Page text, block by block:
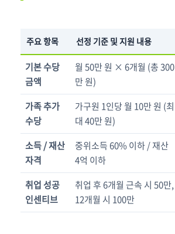
주요 항목 선정 기준 및 지원 내용
기본 수당
금액
월 50만 원 × 6개월 (총 300
만 원)
가족 추가
수당
가구원 1인당 월 10만 원 (최
대 40만 원)
소득 / 재산
자격
중위소득 60% 이하 / 재산
4억 이하
취업 성공
인센티브
취업 후 6개월 근속 시 50만,
12개월 시 100만